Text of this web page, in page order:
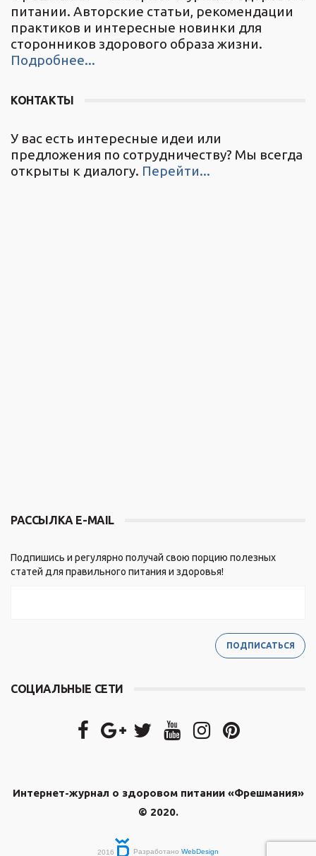
питании. Авторские статьи, рекомендации
практиков и интересные новинки для
сторонников здорового образа жизни.
Подробнее...
КОНТАКТЫ
У вас есть интересные идеи или
предложения по сотрудничеству? Мы всегда
открыты к диалогу. Перейти...
РАССЫЛКА E-MAIL
Подпишись и регулярно получай свою порцию полезных
статей для правильного питания и здоровья!
СОЦИАЛЬНЫЕ СЕТИ
Интернет-журнал о здоровом питании «Фрешмания»
© 2020.
2016 Разработано WebDesign